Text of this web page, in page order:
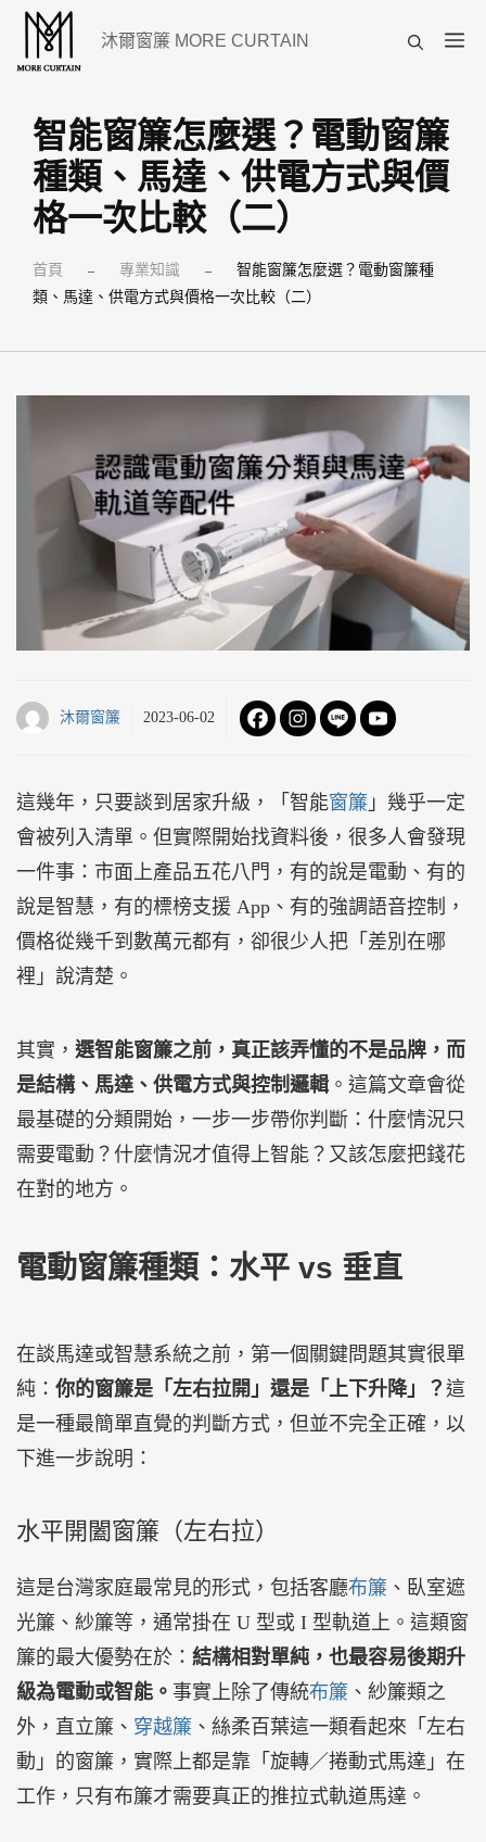
沐爾窗簾 MORE CURTAIN
選
智能窗簾怎麼選？電動窗簾
種類、馬達、供電方式與價
格一次比較（二）
首頁 – 專業知識 –
智能窗簾怎麼選？電動窗簾種
類、馬達、供電方式與價格一次比較（二）
沐爾窗簾 2023-06-02
這幾年，只要談到居家升級，「智能窗簾 」幾乎一定
會被列入清單。但實際開始找資料後，很多人會發現
一件事：市面上產品五花八門，有的說是電動、有的
說是智慧，有的標榜支援 App、有的強調語音控制，
價格從幾千到數萬元都有，卻很少人把「差別在哪
裡」說清楚。
其實， 選智能窗簾之前，真正該弄懂的不是品牌，而
是結構、馬達、供電方式與控制邏輯 。這篇文章會從
最基礎的分類開始，一步一步帶你判斷：什麼情況只
需要電動？什麼情況才值得上智能？又該怎麼把錢花
在對的地方。
電動窗簾種類：水平 vs 垂直
在談馬達或智慧系統之前，第一個關鍵問題其實很單
純： 你的窗簾是「左右拉開」還是「上下升降」？ 這
是一種最簡單直覺的判斷方式，但並不完全正確，以
下進一步說明：
水平開闔窗簾（左右拉）
這是台灣家庭最常見的形式，包括客廳布簾 、臥室遮
光簾、紗簾等，通常掛在 U 型或 I 型軌道上。這類窗
簾的最大優勢在於： 結構相對單純，也最容易後期升
級為電動或智能。 事實上除了傳統布簾 、紗簾類之
外，直立簾、 穿越簾 、絲柔百葉這一類看起來「左右
動」的窗簾，實際上都是靠「旋轉／捲動式馬達」在
工作，只有布簾才需要真正的推拉式軌道馬達。